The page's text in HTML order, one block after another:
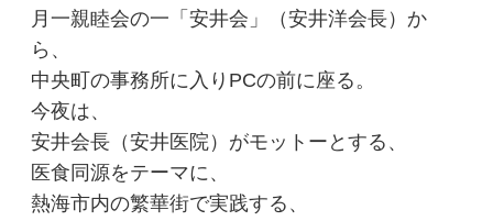
月一親睦会の一「安井会」（安井洋会長）か
ら、
中央町の事務所に入りPCの前に座る。
今夜は、
安井会長（安井医院）がモットーとする、
医食同源をテーマに、
熱海市内の繁華街で実践する、